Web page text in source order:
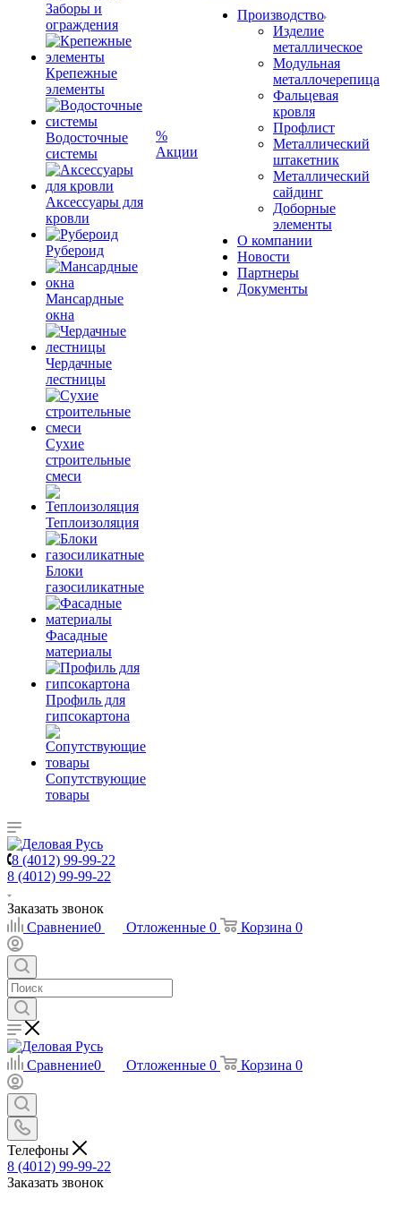
Заборы и
ограждения
Крепежные
элементы
Водосточные
системы
Аксессуары для
кровли
Рубероид
Мансардные
окна
Чердачные
лестницы
Сухие
строительные
смеси
Теплоизоляция
Блоки
газосиликатные
Фасадные
материалы
Профиль для
гипсокартона
Сопутствующие
товары
%
Акции
Производство
Изделие
металлическое
Модульная
металлочерепица
Фальцевая
кровля
Профлист
Металлический
штакетник
Металлический
сайдинг
Доборные
элементы
О компании
Новости
Партнеры
Документы
8 (4012) 99-99-22
8 (4012) 99-99-22
Заказать звонок
Сравнение0 Отложенные 0 Корзина 0
Сравнение0 Отложенные 0 Корзина 0
Телефоны
8 (4012) 99-99-22
Заказать звонок